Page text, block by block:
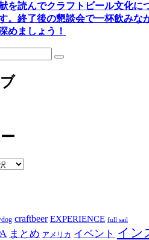
を読んでクラフトビール文化に
。 終了後の懇談会で一杯飲みな
めましょう！
検
craftbeer EXPERIENCE full sail
まとめ アメリカ イベント イン